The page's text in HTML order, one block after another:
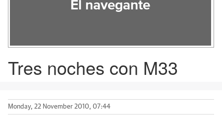
El navegante
Tres noches con M33
Monday, 22 November 2010, 07:44